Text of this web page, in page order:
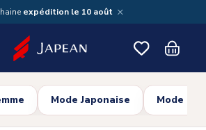
expédition le 10 août ×
Mode Japonaise Mode